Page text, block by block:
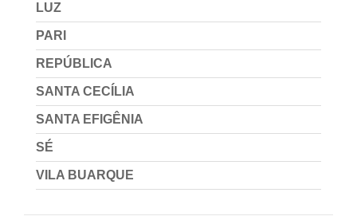
LUZ
PARI
REPÚBLICA
SANTA CECÍLIA
SANTA EFIGÊNIA
SÉ
VILA BUARQUE